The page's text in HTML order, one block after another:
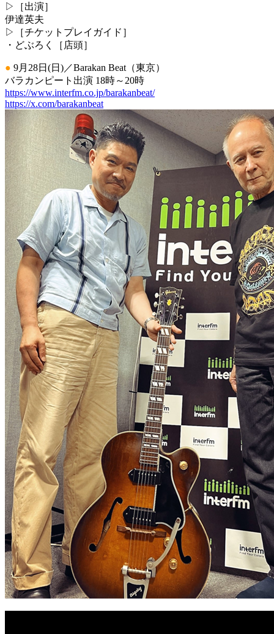
▷［出演］
伊達英夫
▷［チケットプレイガイド］
・どぶろく［店頭］
● 9月28日(日)／Barakan Beat（東京）
バラカンピート出演 18時～20時
https://www.interfm.co.jp/barakanbeat/
https://x.com/barakanbeat